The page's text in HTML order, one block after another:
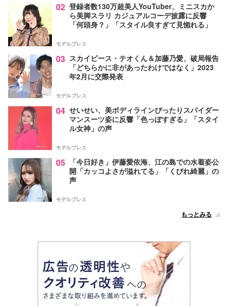
02 登録者数130万超美人YouTuber、ミニスカか
ら美脚スラリ カジュアルコーデ披露に反響
「何頭身？」「スタイル良すぎて見惚れる」
モデルプレス
03 スカイピース・テオくん＆加藤乃愛、破局報告
「どちらかに非があったわけではなく」2023
年2月に交際発表
モデルプレス
04 せいせい、美ボディラインぴったりスパイダー
マンスーツ姿に反響「色っぽすぎる」「スタイ
ル女神」の声
モデルプレス
05
「今日好き」伊藤愛依海、江の島での水着姿公
開「カッコよさが溢れてる」「くびれ綺麗」の
声
モデルプレス
もっとみる